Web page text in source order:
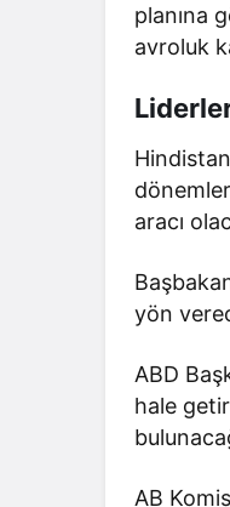
planına
avroluk
aracı
yön
ABD
hale
AB